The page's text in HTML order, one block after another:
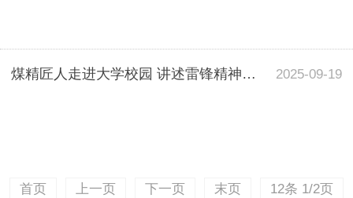
煤精匠人走进大学校园 讲述雷锋精神传承之路 2025-09-19
首页 上一页 下一页 末页 12条 1/2页